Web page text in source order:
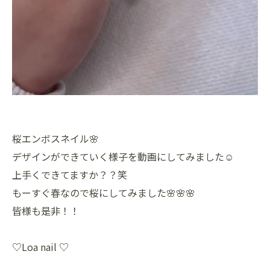
桜エンボスネイル🌸
デザインができていく様子を動画にしてみました☺️
上手くできてますか？？笑
もーすぐ春なので桜にしてみました🌸🌸🌸
皆様も是非！！
♡Loa nail ♡